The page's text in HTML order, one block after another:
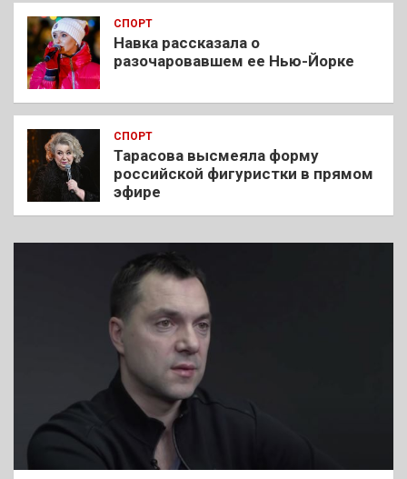
СПОРТ
Навка рассказала о
разочаровавшем ее Нью-Йорке
СПОРТ
Тарасова высмеяла форму
российской фигуристки в прямом
эфире